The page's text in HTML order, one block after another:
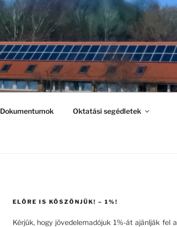
Dokumentumok Oktatási segédletek
ELŐRE IS KÖSZÖNJÜK! – 1%!
Kérjük, hogy jövedelemadójuk 1%-át ajánlják fel a